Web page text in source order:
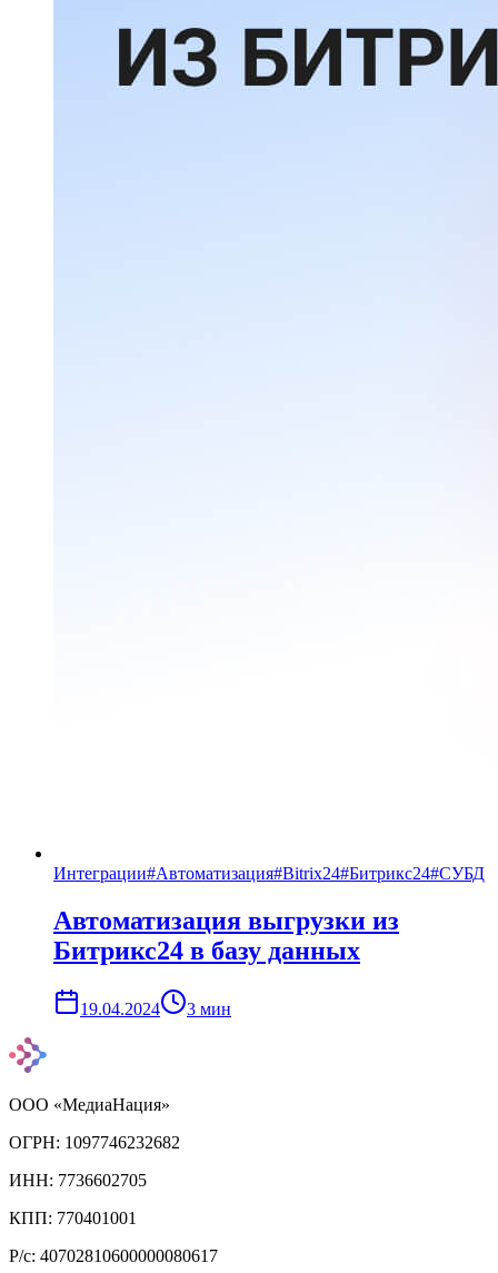
Интеграции#Автоматизация#Bitrix24#Битрикс24#СУБД
Автоматизация выгрузки из
Битрикс24 в базу данных
19.04.2024 3 мин
ООО «МедиаНация»
ОГРН: 1097746232682
ИНН: 7736602705
КПП: 770401001
Р/с: 40702810600000080617